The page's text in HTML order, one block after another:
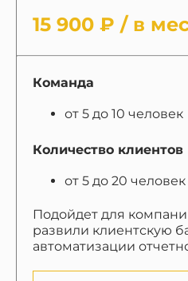
15 900 ₽ / в
Команда
от 5 до 10 человек
Количество клиентов
от 5 до 20 человек
Подойдет для
развили клиентскую
автоматизации